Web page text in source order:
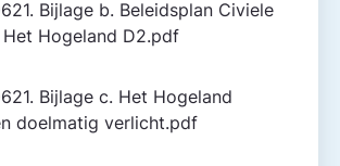
Bijlage b. Beleidsplan Civiele
Hogeland D2.pdf
Bijlage c. Het Hogeland
doelmatig verlicht.pdf